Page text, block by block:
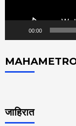
00:00
जाहिरात